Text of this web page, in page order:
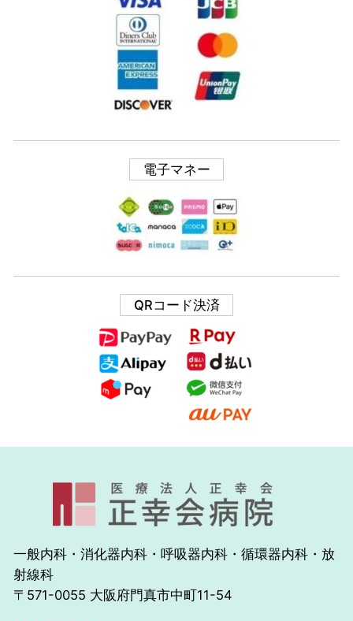
電子マネー
QRコード決済
一般内科・消化器内科・呼吸器内科・循環器内科・放
射線科
〒571-0055 大阪府門真市中町11-54